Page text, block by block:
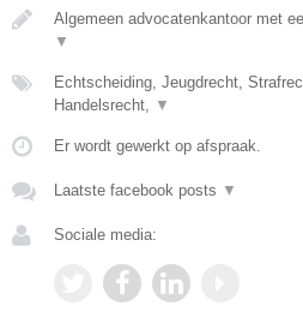
Algemeen advocatenkantoor met
▼
Echtscheiding, Jeugdrecht,
Handelsrecht, ▼
Er wordt gewerkt op afspraak.
Laatste facebook posts ▼
Sociale media: